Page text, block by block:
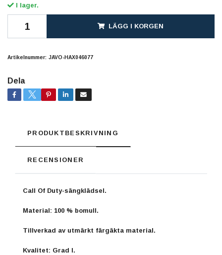
I lager.
LÄGG I KORGEN
Artikelnummer: JAVO-HAX046077
Dela
PRODUKTBESKRIVNING
RECENSIONER
Call Of Duty-sängklädsel.
Material: 100 % bomull.
Tillverkad av utmärkt färgäkta material.
Kvalitet: Grad I.